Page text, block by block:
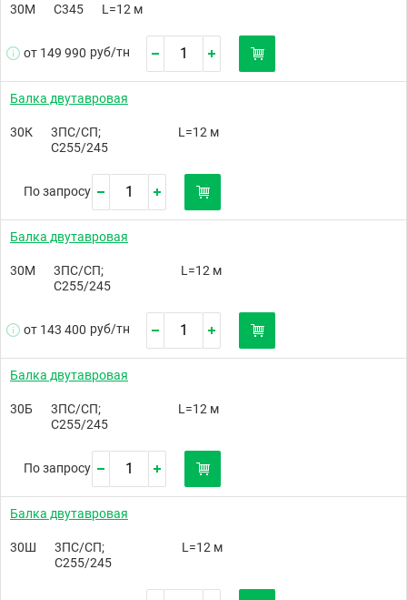
30М С345 L=12 м
от 149 990 руб/тн
Балка двутавровая
30К
3ПС/СП;
С255/245
L=12 м
По запросу
Балка двутавровая
30М
3ПС/СП;
С255/245
L=12 м
от 143 400 руб/тн
Балка двутавровая
30Б
3ПС/СП;
С255/245
L=12 м
По запросу
Балка двутавровая
30Ш
3ПС/СП;
С255/245
L=12 м